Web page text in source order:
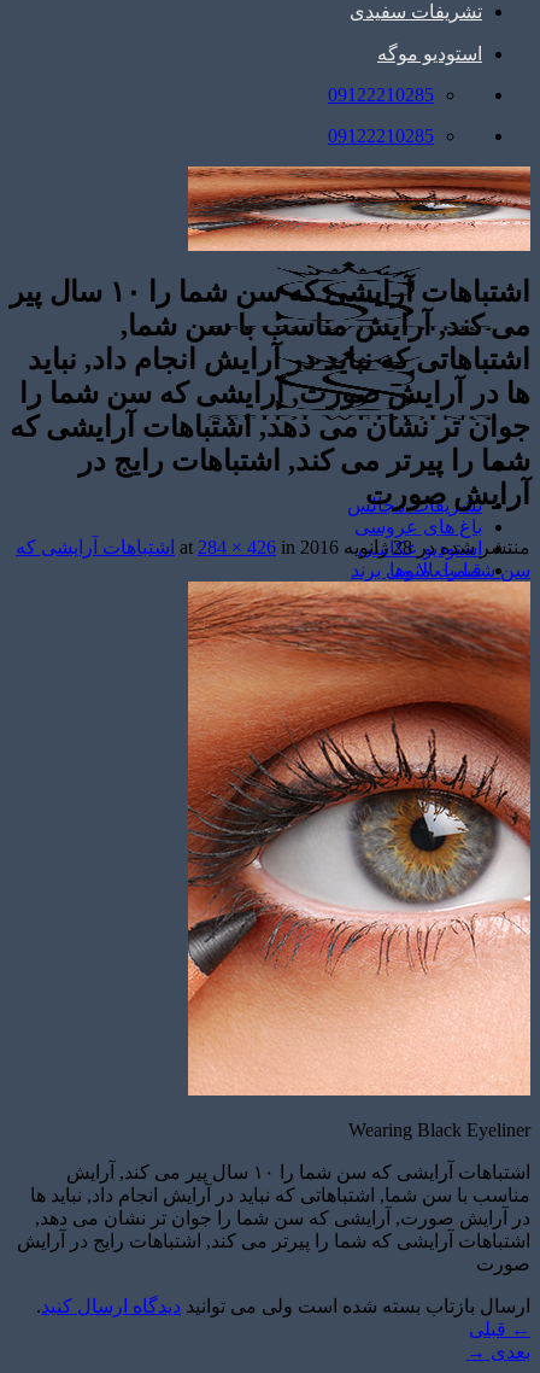
تشریفات سفیدی
استودیو موگه
09122210285
09122210285
تشریفات مجالس
باغ های عروسی
استودیو عکاسی
قیمت منوها
برآورد قیمت
برآورد قیمت
اشتباهات آرایشی که سن شما را ۱۰ سال پیر
می کند, آرایش مناسب با سن شما,
اشتباهاتی که نباید در آرایش انجام داد, نباید
ها در آرایش صورت, آرایشی که سن شما را
جوان تر نشان می دهد, اشتباهات آرایشی که
شما را پیرتر می کند, اشتباهات رایج در
آرایش صورت
منتشر شده در28 ژانویه 2016 284 × 426 in
اشتباهات آرایشی که
سن شما را بالا می برند
Wearing Black Eyeliner
اشتباهات آرایشی که سن شما را ۱۰ سال پیر می کند, آرایش
مناسب با سن شما, اشتباهاتی که نباید در آرایش انجام داد, نباید ها
در آرایش صورت, آرایشی که سن شما را جوان تر نشان می دهد,
اشتباهات آرایشی که شما را پیرتر می کند, اشتباهات رایج در آرایش
صورت
ارسال بازتاب بسته شده است ولی می توانید دیدگاه ارسال کنید.
← قبلی
بعدی →